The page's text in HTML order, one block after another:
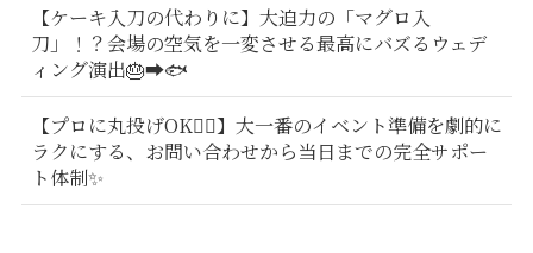
【ケーキ入刀の代わりに】大迫力の「マグロ入
刀」！？会場の空気を一変させる最高にバズるウェデ
ィング演出🎂➡️🐟
【プロに丸投げOK🙆‍♂️】大一番のイベント準備を劇的に
ラクにする、お問い合わせから当日までの完全サポー
ト体制✨